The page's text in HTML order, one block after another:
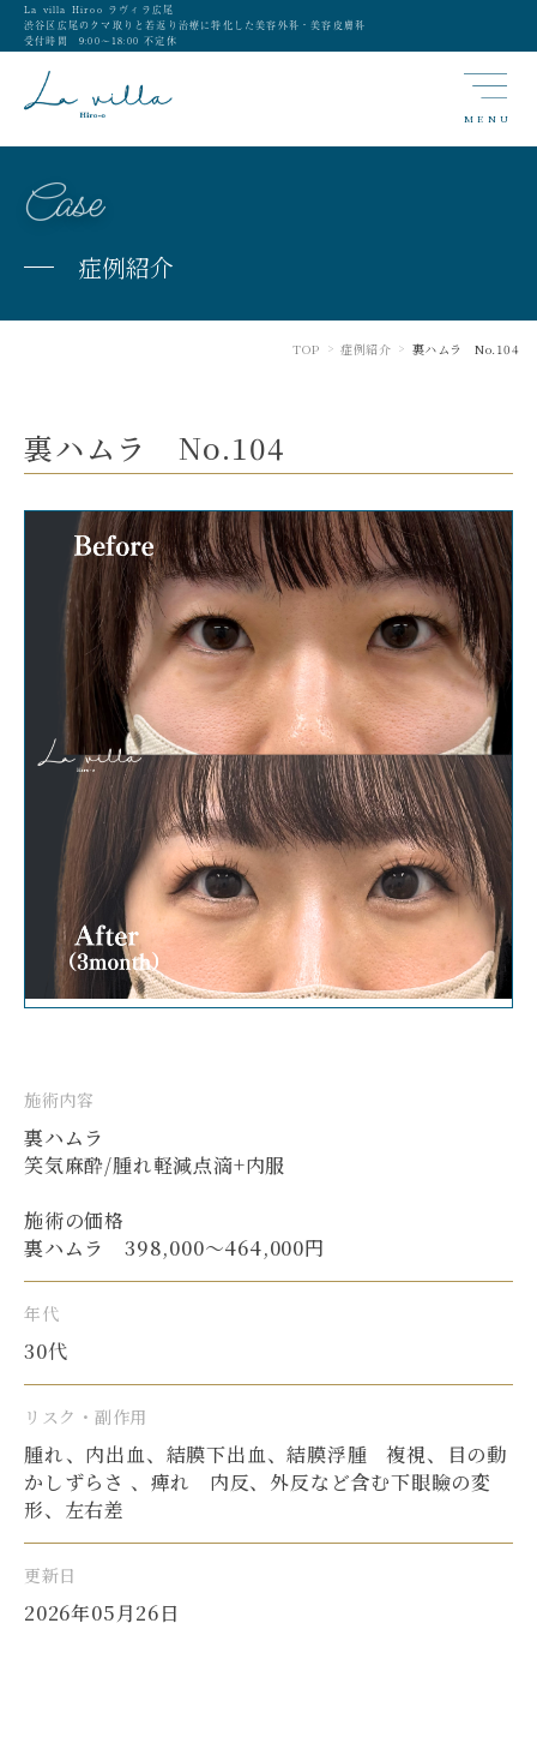
La villa Hiroo ラヴィラ広尾
渋谷区広尾のクマ取りと若返り治療に特化した美容外科・美容皮膚科
受付時間 9:00〜18:00 不定休
MENU
Case
症例紹介
TOP > 症例紹介 > 裏ハムラ No.104
裏ハムラ No.104
施術内容
裏ハムラ
笑気麻酔/腫れ軽減点滴+内服
施術の価格
裏ハムラ 398,000〜464,000円
年代
30代
リスク・副作用
腫れ、内出血、結膜下出血、結膜浮腫 複視、目の動
かしずらさ 、痺れ 内反、外反など含む下眼瞼の変
形、左右差
更新日
2026年05月26日